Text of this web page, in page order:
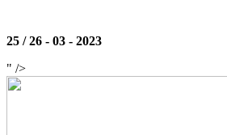
25 / 26 - 03 - 2023
" />